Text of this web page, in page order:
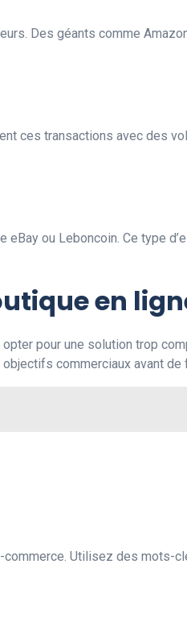
Des géants comme
ces transactions avec des
ou Leboncoin. Ce type
en
pour une solution trop
commerciaux avant de
Utilisez des mots-